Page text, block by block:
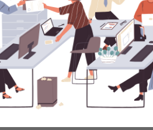
que leur situation
vacant depuis le départ
que ce poste était
attendus.